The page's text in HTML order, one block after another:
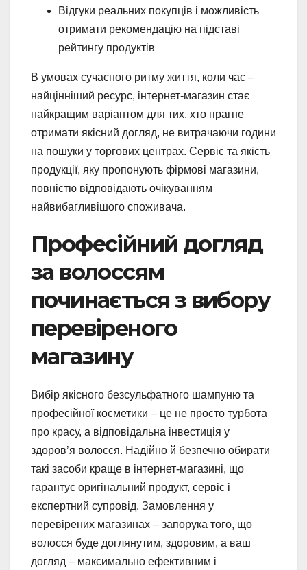
Відгуки реальних покупців і можливість
отримати рекомендацію на підставі
рейтингу продуктів
В умовах сучасного ритму життя, коли час –
найцінніший ресурс, інтернет-магазин стає
найкращим варіантом для тих, хто прагне
отримати якісний догляд, не витрачаючи години
на пошуки у торгових центрах. Сервіс та якість
продукції, яку пропонують фірмові магазини,
повністю відповідають очікуванням
найвибагливішого споживача.
Професійний догляд
за волоссям
починається з вибору
перевіреного
магазину
Вибір якісного безсульфатного шампуню та
професійної косметики – це не просто турбота
про красу, а відповідальна інвестиція у
здоров’я волосся. Надійно й безпечно обирати
такі засоби краще в інтернет-магазині, що
гарантує оригінальний продукт, сервіс і
експертний супровід. Замовлення у
перевірених магазинах – запорука того, що
волосся буде доглянутим, здоровим, а ваш
догляд – максимально ефективним і